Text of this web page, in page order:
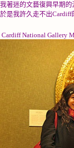
我著迷的文藝復興早期的
於是我許久走不出Cardiff
Cardiff National Gallery